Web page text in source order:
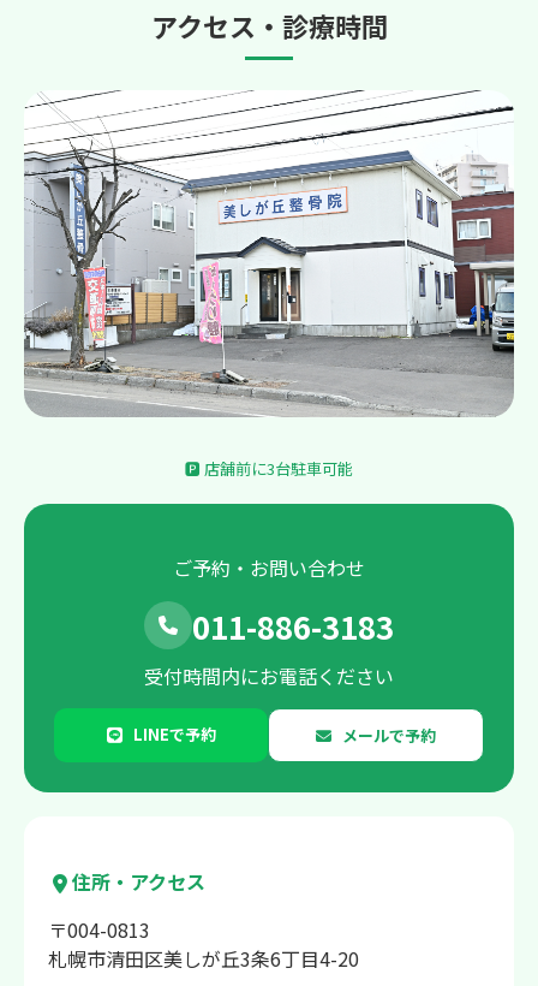
アクセス・診療時間
🅿 店舗前に3台駐車可能
ご予約・お問い合わせ
011-886-3183
受付時間内にお電話ください
LINEで予約 メールで予約
住所・アクセス
〒004-0813
札幌市清田区美しが丘3条6丁目4-20